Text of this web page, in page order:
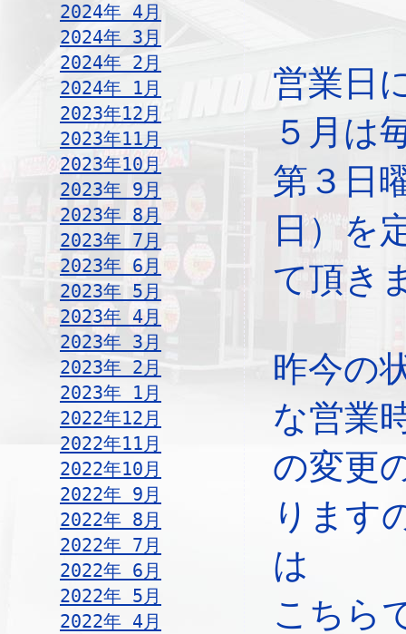
2024年 4月
2024年 3月
2024年 2月
2024年 1月
2023年12月
2023年11月
2023年10月
2023年 9月
2023年 8月
2023年 7月
2023年 6月
2023年 5月
2023年 4月
2023年 3月
2023年 2月
2023年 1月
2022年12月
2022年11月
2022年10月
2022年 9月
2022年 8月
2022年 7月
2022年 6月
2022年 5月
2022年 4月
営業日
５月は
第３日
日）を
て頂き
昨今の
な営業
の変更
ります
は
こちら